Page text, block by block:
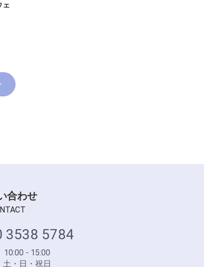
ェ
合わせ
3538 5784
- 15:00
・日・祝日